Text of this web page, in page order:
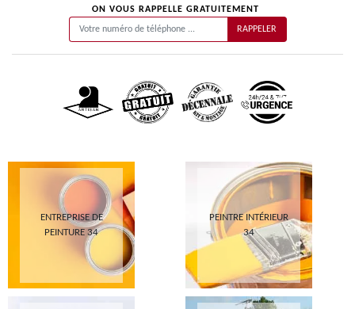
ON VOUS RAPPELLE GRATUITEMENT
ENTREPRISE DE
PEINTURE 34
PEINTRE INTÉRIEUR
34